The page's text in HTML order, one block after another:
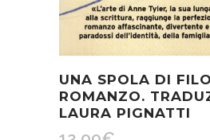
UNA SPOLA DI
ROMANZO.
LAURA PIGNATTI